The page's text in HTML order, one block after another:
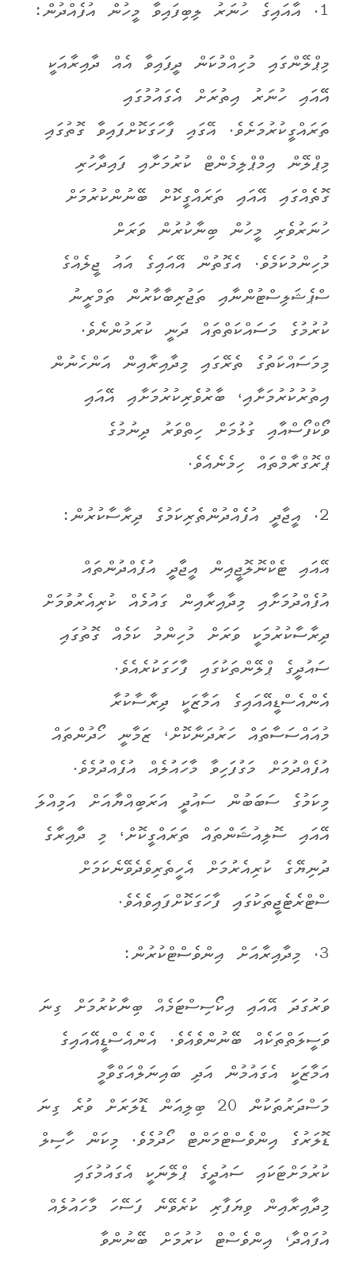
1. އާއައިގެ ހުނަރު ލިބިފައިވާ މީހުން އުފެއްދުން:
މިޕްލޭންގައި މުހިއްމުކަން ދީފައިވާ އެއް ދާއިރާއަކީ
އޭއައި ހުނަރު އިތުރަށް އެގައުމުގައި
ތަރައްގީކުރުމަށެވެ. އޭގައި ފާހަގަކޮށްފައިވާ ގޮތުގައި
މިޕްލޭން އިމްޕްލިމެންޓް ކުރުމަށާއި ފައިދާހުރި
ގޮތެއްގައި އޭއައި ތަރައްގީކޮށް ބޭނުންކުރުމަށް
ހުނަރުވެރި މީހުން ބިނާކުރުން ވަރަށް
މުހިންމުކަމެވެ. އެގޮތުން އޭއައިގެ އައު ޖީލެއްގެ
ސްޕެޝަލިސްޓުންނާއި ތަޖުރިބާކާރުން ތަމްރީނު
ކުރުމުގެ މަސައްކަތްތައް ދަނީ ކުރަމުންނެވެ.
މިމަސައްކަތުގެ ތެރޭގައި މިދާއިރާއިން އަންހެނުން
އިތުރުކުރުމަށާއި، ބާރުވެރިކުރުމަށާއި އޭއައި
ވޯކްފޯސްއާއި ގުޅުމަށް ހިތްވަރު ދިނުމުގެ
ޕްރޮގްރާމްތައް ހިމެނެއެވެ.
2. އީޖާދީ އުފެއްދުންތެރިކަމުގެ ދިރާސާކުރުން:
އޭއައި ޓެކްނޮލޮޖީއިން އީޖާދީ އުފެއްދުންތައް
އުފެއްދުމަށާއި މިދާއިރާއިން ގައުމެއް ކުރިއެރުވުމަށް
ދިރާސާކުރުމަކީ ވަރަށް މުހިންމު ކަމެއް ގޮތުގައި
ސައުދީގެ ޕްލޭންތަކުގައި ފާހަގަކުރެއެވެ.
އެންއެސްޑީއޭއައިގެ އަމާޒަކީ ދިރާސާކުރާ
މުއައްސަސާތައް ހަރުދަނާކޮށް، ޒަމާނީ ހޯދުންތައް
އުފެއްދުމަށް މަގުފަހިވާ މާހައުލެއް އުފެއްދުމެވެ.
މިކަމުގެ ސަބަބުން ސައުދީ އަރަބިއްޔާއަށް އަމިއްލަ
އޭއައި ސޮލިއުޝަންތައް ތަރައްގީކޮށް، މި ދާއިރާގެ
ދުނިޔޭގެ ކުރިއެރުމަށް އެހީތެރިވެދެވޭނެކަމަށް
ސްޓްރެޓެޖީތަކުގައި ފާހަގަކޮށްފައިވެއެވެ.
3. މިދާއިރާއަށް އިންވެސްޓްކުރުން:
ވަރުގަދަ އޭއައި އިކޯސިސްޓަމެއް ބިނާކުރުމަށް ގިނަ
ވަސީލަތްތަކެއް ބޭނުންވެއެވެ. އެންއެސްޑީއޭއައިގެ
އަމާޒަކީ އެގައުމުން އަދި ބައިނަލްއަގްވާމީ
މަސްދަރުތަކުން 20 ބިލިއަން ޑޮލަރަށް ވުރެ ގިނަ
ޑޮލަރުގެ އިންވެސްޓްމަންޓް ހޯދުމެވެ. މިކަން ހާސިލް
ކުރުމަށްޓަކައި ސައުދީގެ ޕްލޭނަކީ އެގައުމުގައި
މިދާއިރާއިން ވިޔަފާރި ކުރެވޭނެ ފަސޭހަ މާހައުލެއް
އުފައްދާ، އިންވެސްޓް ކުރުމަށް ބޭނުންވާ